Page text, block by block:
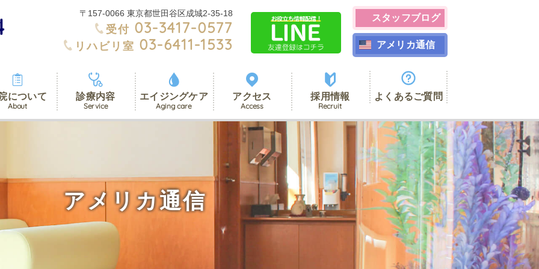
〒157-0066 東京都世田谷区成城2-35-18
受付 03-3417-0577
リハビリ室 03-6411-1533
スタッフブログ
アメリカ通信
について
About
診療内容
Service
エイジングケア
Aging care
アクセス
Access
採用情報
Recruit
よくあるご質問
アメリカ通信